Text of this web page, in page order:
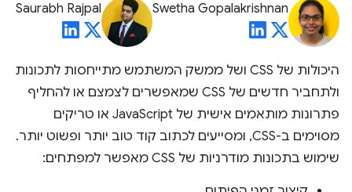
Swetha Gopalakrishnan
Saurabh Rajpal
היכולות של CSS ושל ממשק המשתמש מתייחסות לתכונות
ולתחביר חדשים של CSS שמאפשרים לצמצם או להחליף
פתרונות מותאמים אישית של JavaScript או טריקים
מסוימים ב-CSS, ומסייעים לכתוב קוד טוב יותר ופשוט יותר.
שימוש בתכונות מודרניות של CSS מאפשר למפתחים: